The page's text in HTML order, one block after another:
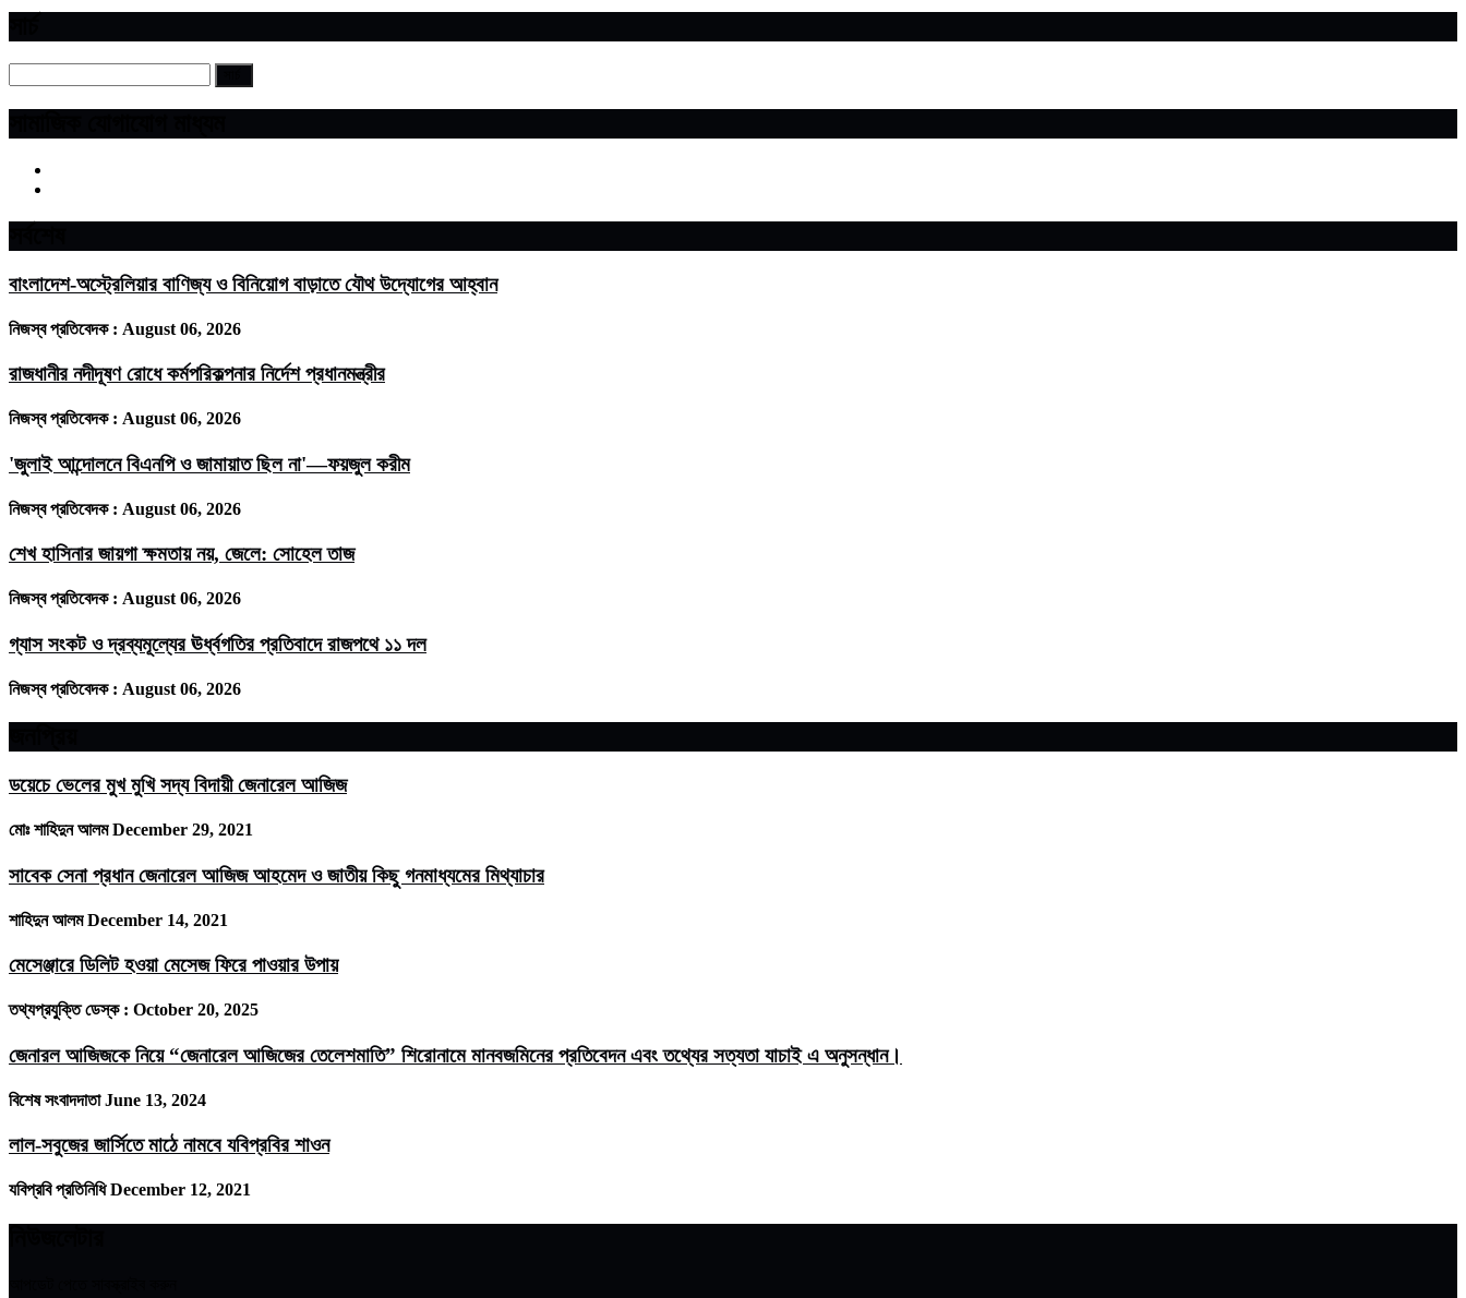
বাংলাদেশ-অস্ট্রেলিয়ার বাণিজ্য ও বিনিয়োগ বাড়াতে যৌথ উদ্যোগের আহ্বান
নিজস্ব প্রতিবেদক : August 06, 2026
রাজধানীর নদীদূষণ রোধে কর্মপরিকল্পনার নির্দেশ প্রধানমন্ত্রীর
নিজস্ব প্রতিবেদক : August 06, 2026
'জুলাই আন্দোলনে বিএনপি ও জামায়াত ছিল না'—ফয়জুল করীম
নিজস্ব প্রতিবেদক : August 06, 2026
শেখ হাসিনার জায়গা ক্ষমতায় নয়, জেলে: সোহেল তাজ
নিজস্ব প্রতিবেদক : August 06, 2026
গ্যাস সংকট ও দ্রব্যমূল্যের ঊর্ধ্বগতির প্রতিবাদে রাজপথে ১১ দল
নিজস্ব প্রতিবেদক : August 06, 2026
ডয়েচে ভেলের মুখ মুখি সদ্য বিদায়ী জেনারেল আজিজ
মোঃ শাহিদুন আলমDecember 29, 2021
সাবেক সেনা প্রধান জেনারেল আজিজ আহমেদ ও জাতীয় কিছু গনমাধ্যমের মিথ্যাচার
শাহিদুন আলমDecember 14, 2021
মেসেঞ্জারে ডিলিট হওয়া মেসেজ ফিরে পাওয়ার উপায়
তথ্যপ্রযুক্তি ডেস্ক : October 20, 2025
জেনারল আজিজকে নিয়ে “জেনারেল আজিজের তেলেশমাতি” শিরোনামে মানবজমিনের প্রতিবেদন এবং তথ্যের সত্যতা যাচাই এ অনুসন্ধান।
বিশেষ সংবাদদাতাJune 13, 2024
লাল-সবুজের জার্সিতে মাঠে নামবে যবিপ্রবির শাওন
যবিপ্রবি প্রতিনিধিDecember 12, 2021